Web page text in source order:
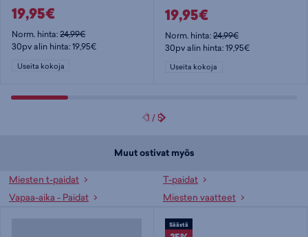
19,95€
Norm. hinta:24,99€
30pv alin hinta: 19,95€
Useita kokoja
19,95€
Norm. hinta:24,99€
30pv alin hinta: 19,95€
Useita kokoja
1 /5
Muut ostivat myös
Miesten t-paidat
T-paidat
Vapaa-aika - Paidat
Miesten vaatteet
Säästä